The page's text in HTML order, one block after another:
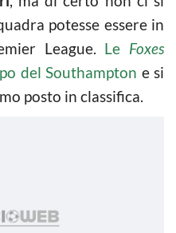
potesse essere in
League. Le Foxes
del Southampton e si
posto in classifica.